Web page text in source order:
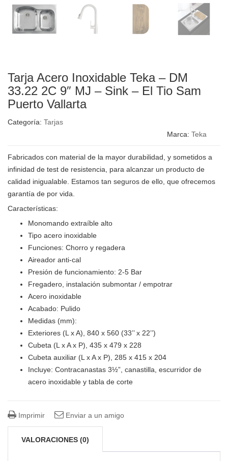
Tarja Acero Inoxidable Teka – DM
33.22 2C 9″ MJ – Sink – El Tio Sam
Puerto Vallarta
Categoría: Tarjas
Marca: Teka
Fabricados con material de la mayor durabilidad, y sometidos a
infinidad de test de resistencia, para alcanzar un producto de
calidad inigualable. Estamos tan seguros de ello, que ofrecemos
garantía de por vida.
Características:
Monomando extraíble alto
Tipo acero inoxidable
Funciones: Chorro y regadera
Aireador anti-cal
Presión de funcionamiento: 2-5 Bar
Fregadero, instalación submontar / empotrar
Acero inoxidable
Acabado: Pulido
Medidas (mm):
Exteriores (L x A), 840 x 560 (33’’ x 22’’)
Cubeta (L x A x P), 435 x 479 x 228
Cubeta auxiliar (L x A x P), 285 x 415 x 204
Incluye: Contracanastas 3½”, canastilla, escurridor de
acero inoxidable y tabla de corte
Imprimir Enviar a un amigo
VALORACIONES (0)